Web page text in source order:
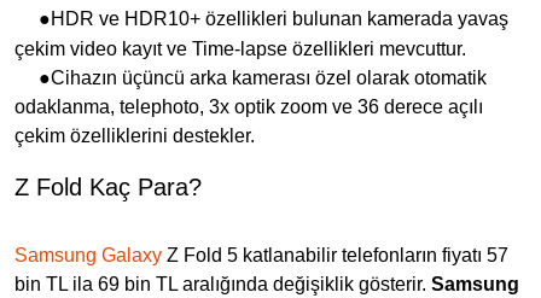
●HDR ve HDR10+ özellikleri bulunan kamerada yavaş
çekim video kayıt ve Time-lapse özellikleri mevcuttur.
●Cihazın üçüncü arka kamerası özel olarak otomatik
odaklanma, telephoto, 3x optik zoom ve 36 derece açılı
çekim özelliklerini destekler.
Z Fold Kaç Para?
Samsung Galaxy Z Fold 5 katlanabilir telefonların fiyatı 57
bin TL ila 69 bin TL aralığında değişiklik gösterir. Samsung